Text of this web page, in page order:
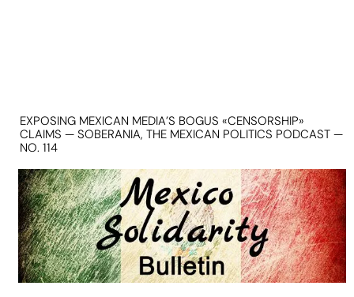
EXPOSING MEXICAN MEDIA’S BOGUS «CENSORSHIP»
CLAIMS — SOBERANIA, THE MEXICAN POLITICS PODCAST —
NO. 114